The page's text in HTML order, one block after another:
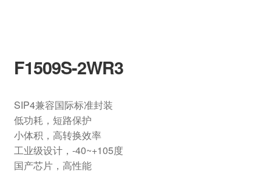
F1509S-2WR3
SIP4兼容国际标准封装
低功耗，短路保护
小体积，高转换效率
工业级设计，-40~+105度
国产芯片，高性能